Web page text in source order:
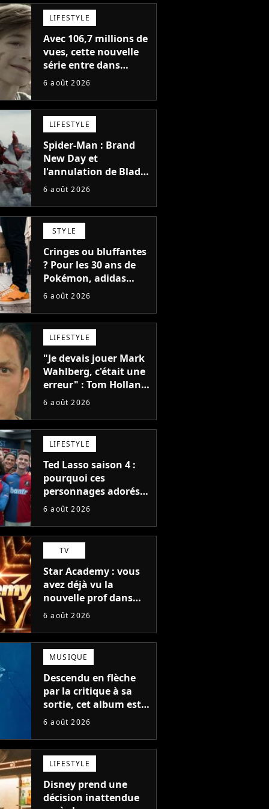
LIFESTYLE
Avec 106,7 millions de
vues, cette nouvelle
série entre dans
l'histoire de Netflix en
6 août 2026
LIFESTYLE
Spider-Man : Brand
New Day et
l'annulation de Blade
montrent que Marvel
faire quoi que ce soit
de simple
6 août 2026
STYLE
Cringes ou bluffantes
? Pour les 30 ans de
Pokémon, adidas
dévoile une énorme
et je ne sais pas quoi
en penser
6 août 2026
LIFESTYLE
"Je devais jouer Mark
Wahlberg, c'était une
erreur" : Tom Holland,
la star de Spider-Man,
blockbuster
6 août 2026
LIFESTYLE
Ted Lasso saison 4 :
pourquoi ces
personnages adorés
des fans ne sont pas
6 août 2026
TV
Star Academy : vous
avez déjà vu la
nouvelle prof dans
The Voice et aux
6 août 2026
MUSIQUE
Descendu en flèche
par la critique à sa
sortie, cet album est
en train de devenir le
auteur
6 août 2026
LIFESTYLE
Disney prend une
décision inattendue